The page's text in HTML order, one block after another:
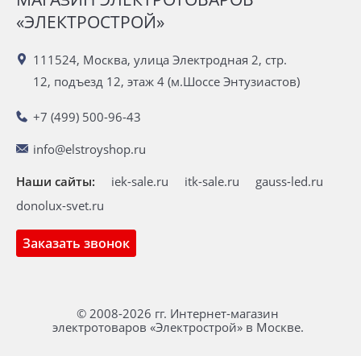
«ЭЛЕКТРОСТРОЙ»
111524, Москва, улица Электродная 2, стр.
12, подъезд 12, этаж 4 (м.Шоссе Энтузиастов)
+7 (499) 500-96-43
info@elstroyshop.ru
Заказать звонок
Наши сайты: iek-sale.ru itk-sale.ru
gauss-led.ru
donolux-svet.ru
© 2008-2026 гг. Интернет-магазин
электротоваров «Электрострой» в Москве.